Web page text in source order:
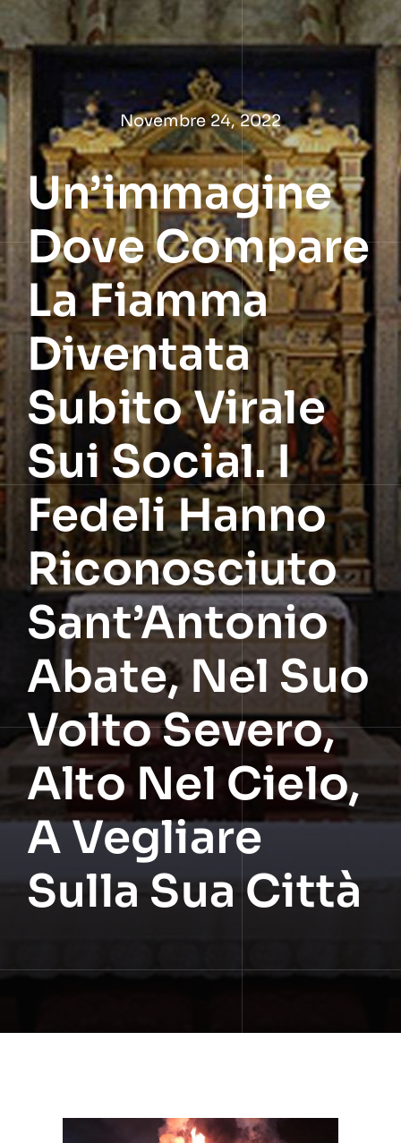
contenuto
Novembre 24, 2022
Un’immagine
Dove Compare
La Fiamma
Diventata
Subito Virale
Sui Social. I
Fedeli Hanno
Riconosciuto
Sant’Antonio
Abate, Nel Suo
Volto Severo,
Alto Nel Cielo,
A Vegliare
Sulla Sua Città